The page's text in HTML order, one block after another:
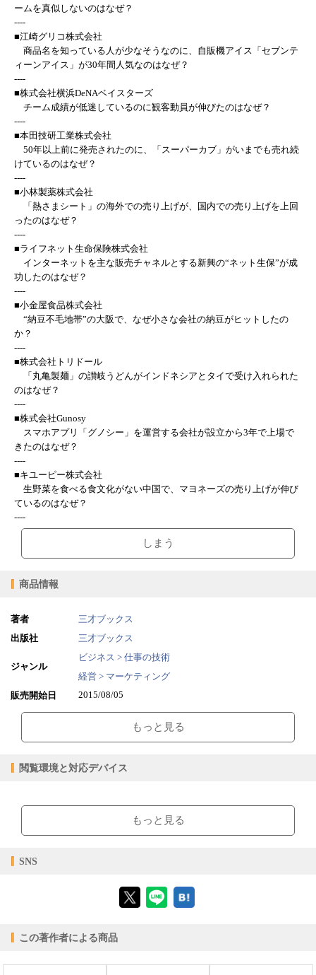
ームを真似しないのはなぜ？
----
■江崎グリコ株式会社
商品名を知っている人が少なそうなのに、自販機アイス「セブンテ
ィーンアイス」が30年間人気なのはなぜ？
----
■株式会社横浜DeNAベイスターズ
チーム成績が低迷しているのに観客動員が伸びたのはなぜ？
----
■本田技研工業株式会社
50年以上前に発売されたのに、「スーパーカブ」がいまでも売れ続
けているのはなぜ？
----
■小林製薬株式会社
「熱さまシート」の海外での売り上げが、国内での売り上げを上回
ったのはなぜ？
----
■ライフネット生命保険株式会社
インターネットを主な販売チャネルとする新興の“ネット生保”が成
功したのはなぜ？
----
■小金屋食品株式会社
“納豆不毛地帯”の大阪で、なぜ小さな会社の納豆がヒットしたの
か？
----
■株式会社トリドール
「丸亀製麺」の讃岐うどんがインドネシアとタイで受け入れられた
のはなぜ？
----
■株式会社Gunosy
スマホアプリ「グノシー」を運営する会社が設立から3年で上場で
きたのはなぜ？
----
■キユーピー株式会社
生野菜を食べる食文化がない中国で、マヨネーズの売り上げが伸び
ているのはなぜ？
----
しまう
商品情報
著者
三才ブックス
出版社
三才ブックス
ジャンル
ビジネス > 仕事の技術
経営 > マーケティング
販売開始日
2015/08/05
ファイルサイズ 9.21MB
もっと見る
閲覧環境と対応デバイス
ブラウザビューア・PC版ConTenDoビューア・モバイルビューア
【対応デバイス】
【PC版ConTenDoビューア】
もっと見る
SNS
この著作者による商品